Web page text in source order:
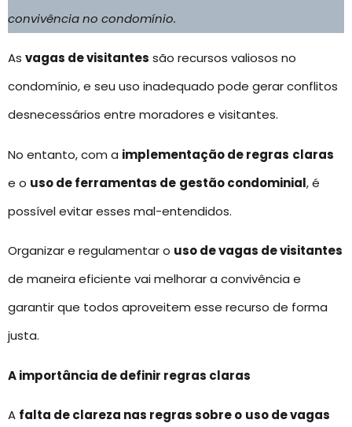
convivência no condomínio.
As vagas de visitantes são recursos valiosos no
condomínio, e seu uso inadequado pode gerar conflitos
desnecessários entre moradores e visitantes.
No entanto, com a implementação de regras claras
e o uso de ferramentas de gestão condominial, é
possível evitar esses mal-entendidos.
Organizar e regulamentar o uso de vagas de visitantes
de maneira eficiente vai melhorar a convivência e
garantir que todos aproveitem esse recurso de forma
justa.
A importância de definir regras claras
A falta de clareza nas regras sobre o uso de vagas